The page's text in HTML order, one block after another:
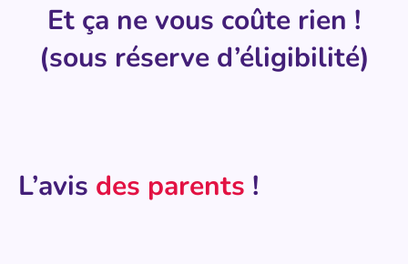
Et ça ne vous coûte rien !
(sous réserve d’éligibilité)
L’avis des parents !